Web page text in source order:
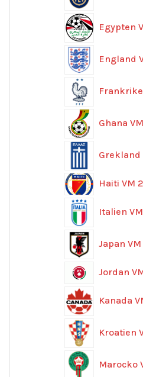
Egypten
England
Ghana
Grekland
Haiti VM
Italien
Japan
Jordan
Kanada
Kroatien
Marocko